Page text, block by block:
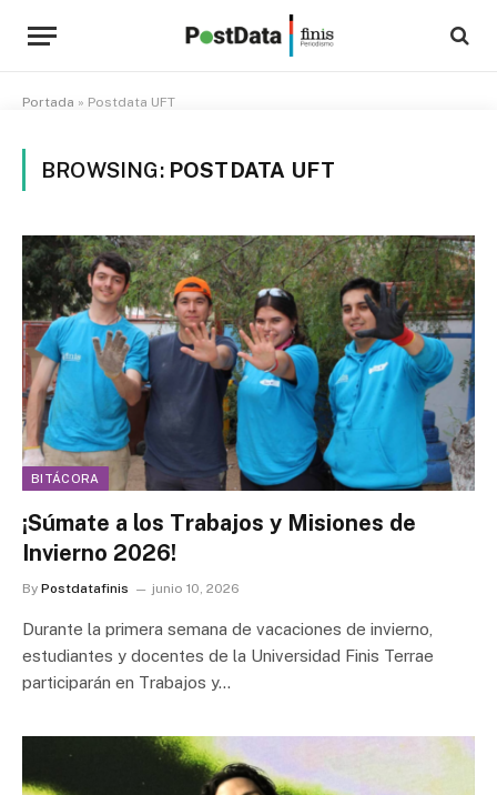
Portada » Postdata UFT
BROWSING: POSTDATA UFT
BITÁCORA
¡Súmate a los Trabajos y Misiones de
Invierno 2026!
By Postdatafinis junio 10, 2026
Durante la primera semana de vacaciones de invierno,
estudiantes y docentes de la Universidad Finis Terrae
participarán en Trabajos y…